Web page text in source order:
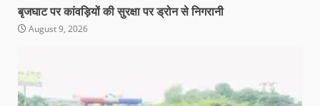
बृजघाट पर कांवड़ियों की सुरक्षा पर ड्रोन से निगरानी
August 9, 2026